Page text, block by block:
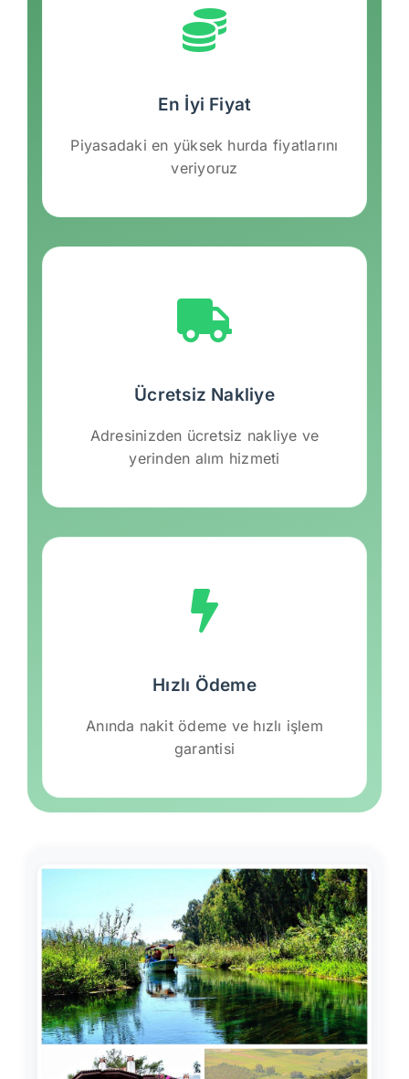
En İyi Fiyat
Piyasadaki en yüksek hurda fiyatlarını
veriyoruz
Ücretsiz Nakliye
Adresinizden ücretsiz nakliye ve
yerinden alım hizmeti
Hızlı Ödeme
Anında nakit ödeme ve hızlı işlem
garantisi